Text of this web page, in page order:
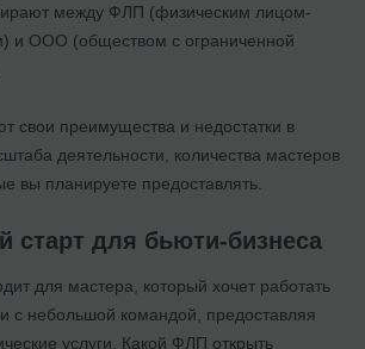
между ФЛП (физическим лицом-
и ООО (обществом с ограниченной
свои преимущества и недостатки в
деятельности, количества мастеров
вы планируете предоставлять.
старт для бьюти-бизнеса
для мастера, который хочет работать
с небольшой командой, предоставляя
услуги. Какой ФЛП открыть